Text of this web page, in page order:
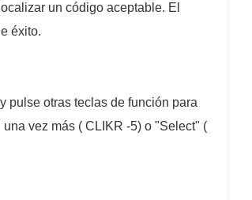
un código aceptable. El
éxito.
pulse otras teclas de función para
vez más ( CLIKR -5) o "Select" (